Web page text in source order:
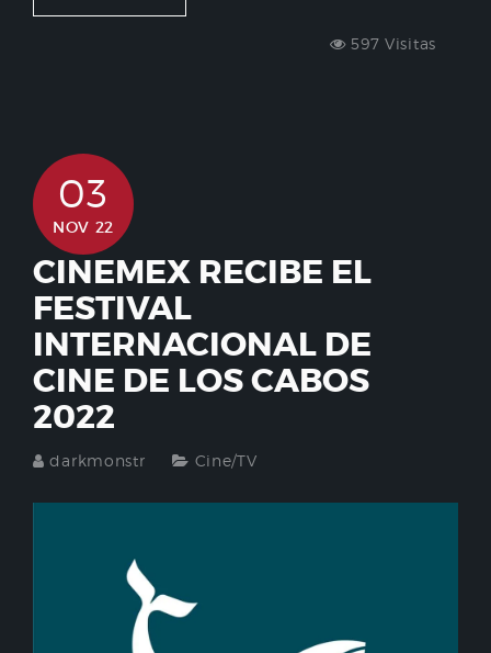
597 Visitas
03
NOV 22
CINEMEX RECIBE EL
FESTIVAL
INTERNACIONAL DE
CINE DE LOS CABOS
2022
darkmonstr Cine/TV